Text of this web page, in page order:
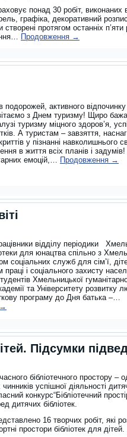
понад 30 робіт, виконаних
графіка, декоративний
створені протягом останніх п’яти
Продовження →
подорожей, активного
вітаємо з Днем туризму! Щиро
туризму міцного здоров’я,
А туристам – завзяття,
у пізнанні навколишнього
в життя всіх планів і
емоцій,… Продовження →
відділу періодики
для юнацтва спільно з
соціальних служб для сім’ї,
праці і соціального захисту
Хмельницької
та Університету розвитку
програму до Дня батька –…
→
Підсумки
бібліотечного простору –
успішної діяльності
конкурс“Бібліотечний
дитячих бібліотек.
16 творчих робіт, які
простори бібліотек для дітей.